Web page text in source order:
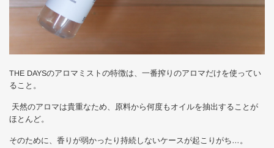
THE DAYSのアロマミストの特徴は、一番搾りのアロマだけを使ってい
ること。
天然のアロマは貴重なため、原料から何度もオイルを抽出することが
ほとんど。
そのために、香りが弱かったり持続しないケースが起こりがち…。